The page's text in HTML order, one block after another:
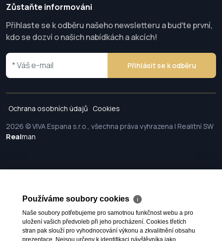
Zůstaňte informováni
Přihlaste se k odběru našeho newsletteru a buďte první,
kdo se dozví o našich nabídkách a akcích!
Přihlásit se k odběru
Ochrana osobních údajů Cookies
2026 © VIVA Espana s.r.o., všechna práva vyhrazena | Realitní SW
Realman
Používáme soubory cookies ℹ
Naše soubory potřebujeme pro samotnou funkčnost webu a pro
uložení vašich předvoleb při jeho procházení. Cookies třetích
stran pak slouží pro vyhodnocování výkonu a zkvalitnění obsahu
prezentace. Nejsou určeny k identifikaci návštěvníka jako